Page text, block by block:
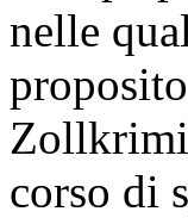
nelle
corso di